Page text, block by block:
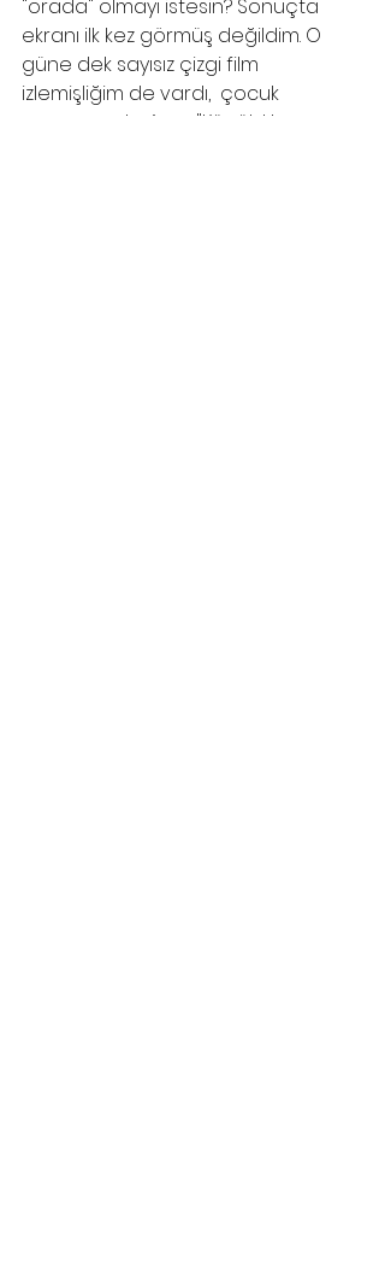
"orada" olmayı istesin? Sonuçta
ekranı ilk kez görmüş değildim. O
güne dek sayısız çizgi film
izlemişliğim de vardı,  çocuk
programı da. Ama "Küçük Hanımın